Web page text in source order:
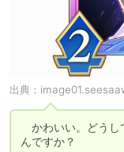
出典：
かわいい。どうし
んですか？